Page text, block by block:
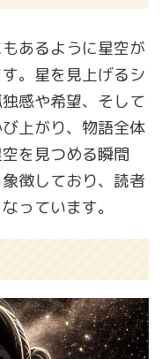
あるように星空が
。星を見上げるシ
感や希望、そして
上がり、物語全体
を見つめる瞬間
徴しており、読者
っています。